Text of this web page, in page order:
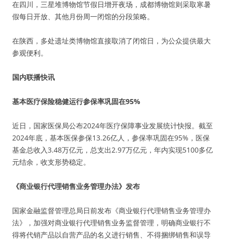
在四川，三星堆博物馆节假日增开夜场，成都博物馆则采取寒暑
假每日开放、其他月份周一闭馆的分段策略。
在陕西，多处遗址类博物馆直接取消了闭馆日，为公众提供最大
参观便利。
国内联播快讯
基本医疗保险稳健运行参保率巩固在95%
近日，国家医保局公布2024年医疗保障事业发展统计快报。截至
2024年底，基本医保参保13.26亿人，参保率巩固在95%，医保
基金总收入3.48万亿元，总支出2.97万亿元，年内实现5100多亿
元结余，收支形势稳定。
《商业银行代理销售业务管理办法》发布
国家金融监督管理总局日前发布《商业银行代理销售业务管理办
法》，加强对商业银行代理销售业务监督管理，明确商业银行不
得将代销产品以自营产品的名义进行销售、不得捆绑销售和误导